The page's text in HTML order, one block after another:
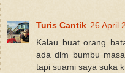
Turis Cantik 26 April
Kalau buat orang
ada dlm bumbu
tapi suami saya suka